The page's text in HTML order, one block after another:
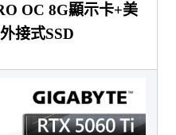
OC 8G顯示卡+美
接式SSD